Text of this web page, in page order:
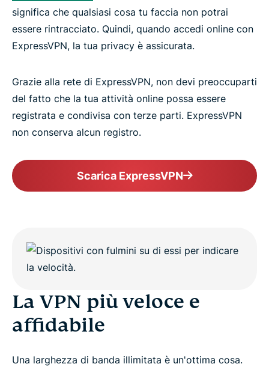
significa che qualsiasi cosa tu faccia non potrai
essere rintracciato. Quindi, quando accedi online con
ExpressVPN, la tua privacy è assicurata.
Grazie alla rete di ExpressVPN, non devi preoccuparti
del fatto che la tua attività online possa essere
registrata e condivisa con terze parti. ExpressVPN
non conserva alcun registro.
Scarica ExpressVPN
La VPN più veloce e
affidabile
Una larghezza di banda illimitata è un'ottima cosa.